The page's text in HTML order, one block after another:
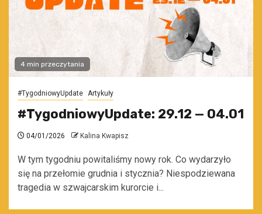
4 min przeczytania
#TygodniowyUpdate Artykuły
#TygodniowyUpdate: 29.12 — 04.01
04/01/2026 Kalina Kwapisz
W tym tygodniu powitaliśmy nowy rok. Co wydarzyło
się na przełomie grudnia i stycznia? Niespodziewana
tragedia w szwajcarskim kurorcie i...